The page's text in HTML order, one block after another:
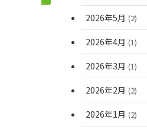
2026年5月 (2)
2026年4月 (1)
2026年3月 (1)
2026年2月 (2)
2026年1月 (2)